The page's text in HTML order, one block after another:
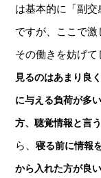
は基本的に「副
ですが、ここで激
その働きを妨げて
見るのはあまり良
に与える負荷が多
方、聴覚情報と言
ら、寝る前に情報
から入れた方が良い